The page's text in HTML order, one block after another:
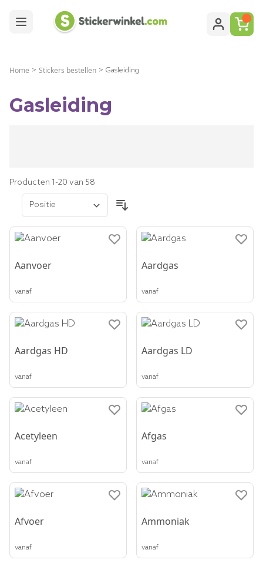
Home > Stickers bestellen > Gasleiding
Gasleiding
Producten 1-20 van 58
Aanvoer
vanaf
Aardgas
vanaf
Aardgas HD
vanaf
Aardgas LD
vanaf
Acetyleen
vanaf
Afgas
vanaf
Afvoer
vanaf
Ammoniak
vanaf